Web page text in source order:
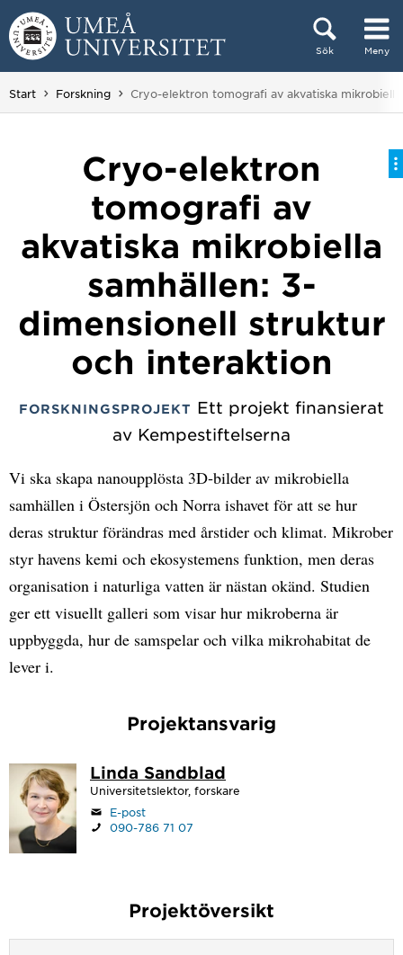
Hoppa direkt till innehållet
Sök Meny
Huvudmenyn dold.
Start Forskning Du är här:
Cryo-elektron tomografi av akvatiska
Cryo-elektron
tomografi av
akvatiska mikrobiella
samhällen: 3-
dimensionell struktur
och interaktion
FORSKNINGSPROJEKT Ett projekt finansierat
av Kempestiftelserna
Vi ska skapa nanoupplösta 3D‑bilder av mikrobiella
samhällen i Östersjön och Norra ishavet för att se hur
deras struktur förändras med årstider och klimat. Mikrober
styr havens kemi och ekosystemens funktion, men deras
organisation i naturliga vatten är nästan okänd. Studien
ger ett visuellt galleri som visar hur mikroberna är
uppbyggda, hur de samspelar och vilka mikrohabitat de
lever i.
Projektansvarig
Linda Sandblad
Universitetslektor, forskare
E-post
090-786 71 07
Projektöversikt